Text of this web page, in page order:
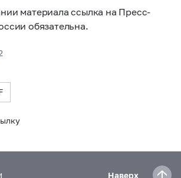
материала ссылка на Пресс-
обязательна.
Наверх